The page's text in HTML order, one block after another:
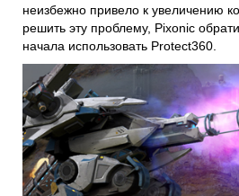
неизбежно привело к увеличению
решить эту проблему, Pixonic
начала использовать Protect360